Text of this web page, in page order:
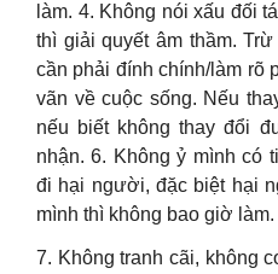
làm. 4. Không nói xấu đối
thì giải quyết âm thầm.
cần phải đính chính/làm rõ
vãn về cuộc sống. Nếu
nếu biết không thay đổi
nhận. 6. Không ỷ mình có
đi hại người, đặc biệt hại
mình thì không bao giờ làm.
7. Không tranh cãi, không